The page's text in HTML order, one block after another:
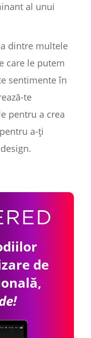
al unui
dintre multele
care le putem
sentimente în
te
pentru a crea
a-ți
de